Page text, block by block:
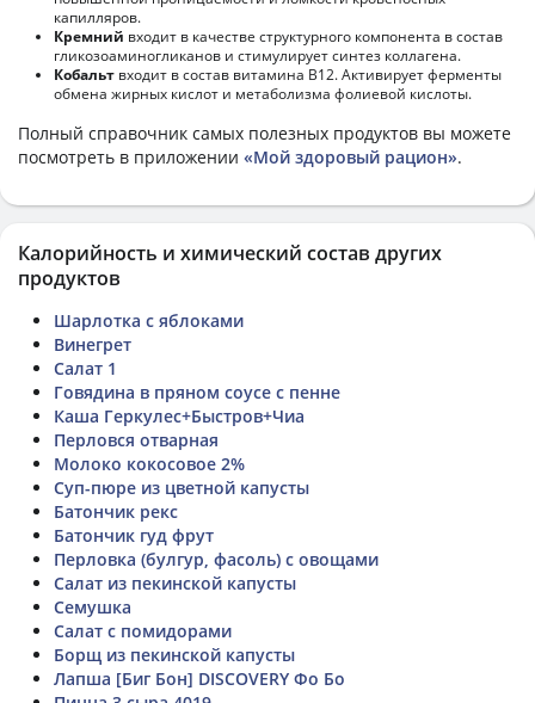
капилляров.
Кремний входит в качестве структурного компонента в состав
гликозоаминогликанов и стимулирует синтез коллагена.
Кобальт входит в состав витамина В12. Активирует ферменты
обмена жирных кислот и метаболизма фолиевой кислоты.
Полный справочник самых полезных продуктов вы можете
посмотреть в приложении «Мой здоровый рацион».
Калорийность и химический состав других
продуктов
Шарлотка с яблоками
Винегрет
Салат 1
Говядина в пряном соусе с пенне
Каша Геркулес+Быстров+Чиа
Перловся отварная
Молоко кокосовое 2%
Суп-пюре из цветной капусты
Батончик рекс
Батончик гуд фрут
Перловка (булгур, фасоль) с овощами
Салат из пекинской капусты
Семушка
Салат с помидорами
Борщ из пекинской капусты
Лапша [Биг Бон] DISCOVERY Фо Бо